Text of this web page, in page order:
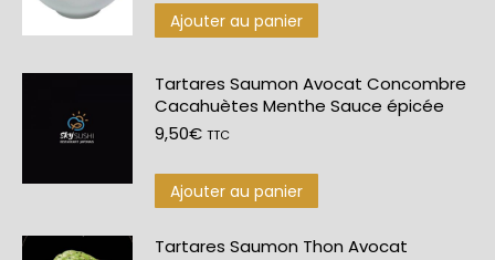
Ajouter au panier
Tartares Saumon Avocat Concombre
Cacahuètes Menthe Sauce épicée
9,50€ TTC
Ajouter au panier
Tartares Saumon Thon Avocat